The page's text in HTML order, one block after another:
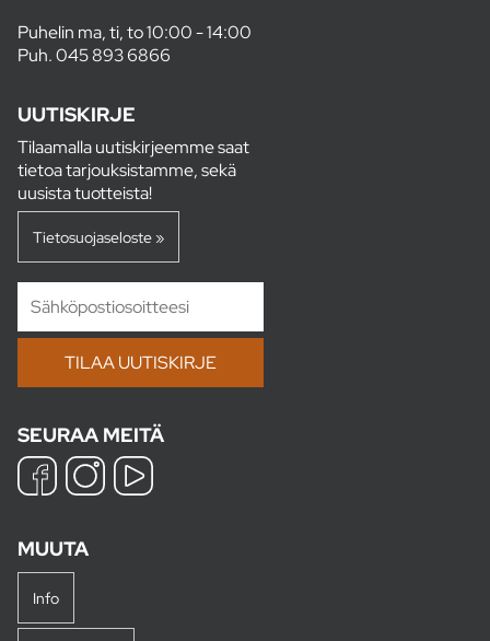
Puhelin ma, ti, to 10:00 - 14:00
Puh.045 893 6866
UUTISKIRJE
Tilaamalla uutiskirjeemme saat
tietoa tarjouksistamme, sekä
uusista tuotteista!
Tietosuojaseloste »
SEURAA MEITÄ
MUUTA
Info